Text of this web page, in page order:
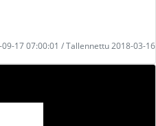
09-17 07:00:01 / Tallennettu 2018-03-16